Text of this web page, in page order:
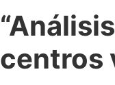
centros